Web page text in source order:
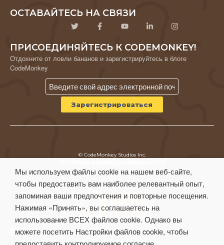
ОСТАВАЙТЕСЬ НА СВЯЗИ
ПРИСОЕДИНЯЙТЕСЬ К CODEMONKEY!
Отдохните от ловли бананов и зарегистрируйтесь в блоге
CodeMonkey
© CodeMonkey Studios Inc.
Условия использования
Мы используем файлы cookie на нашем веб-сайте,
чтобы предоставить вам наиболее релевантный опыт,
запоминая ваши предпочтения и повторные посещения.
Нажимая «Принять», вы соглашаетесь на
использование ВСЕХ файлов cookie. Однако вы
можете посетить Настройки файлов cookie, чтобы